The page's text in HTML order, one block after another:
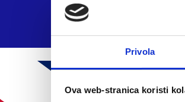
Privola
Ova web-stranica koristi